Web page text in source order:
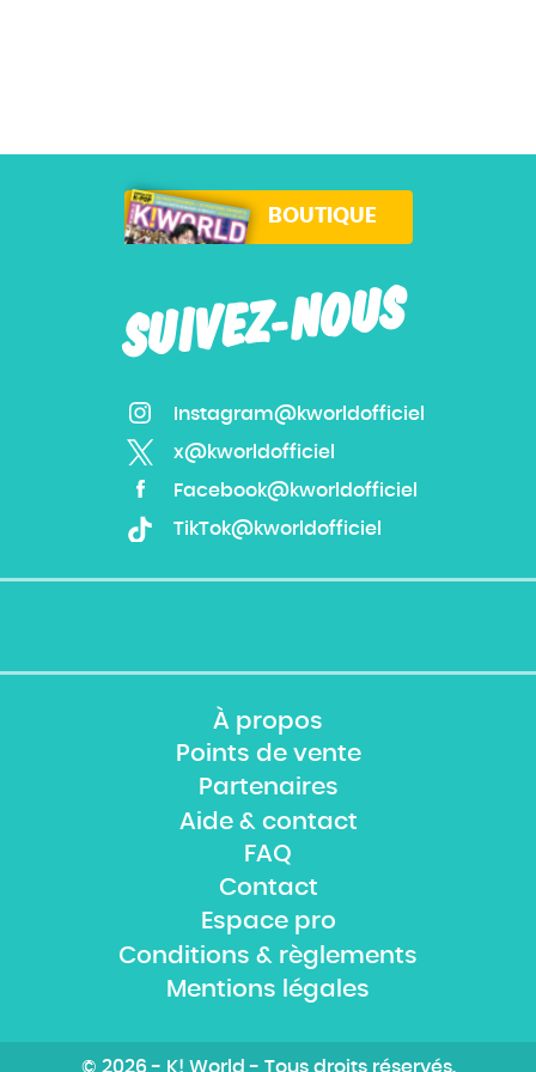
SUIVEZ-NOUS
Instagram@kworldofficiel
x@kworldofficiel
Facebook@kworldofficiel
TikTok@kworldofficiel
BOUTIQUE
À propos
Points de vente
Partenaires
Aide & contact
FAQ
Contact
Espace pro
Conditions & règlements
Mentions légales
© 2026 - K! World - Tous droits réservés.